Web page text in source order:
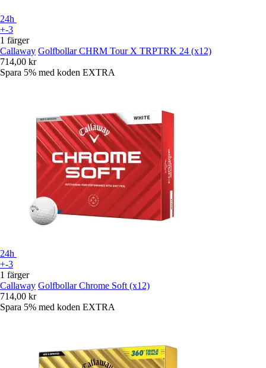
24h
+-3
1 färger
Callaway Golfbollar CHRM Tour X TRPTRK 24 (x12)
714,00 kr
Spara 5% med koden EXTRA
24h
+-3
1 färger
Callaway Golfbollar Chrome Soft (x12)
714,00 kr
Spara 5% med koden EXTRA